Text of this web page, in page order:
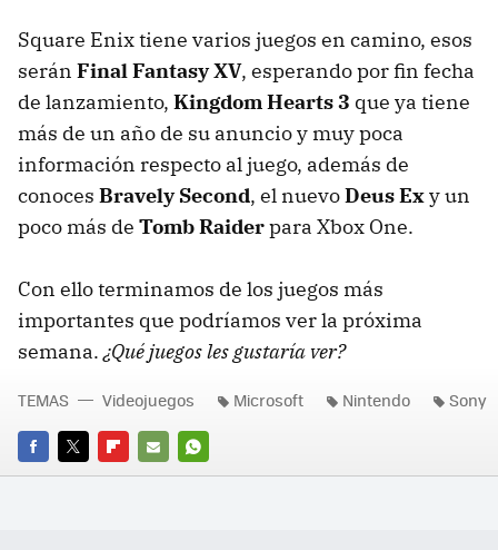
Square Enix tiene varios juegos en camino, esos
serán Final Fantasy XV, esperando por fin fecha
de lanzamiento, Kingdom Hearts 3 que ya tiene
más de un año de su anuncio y muy poca
información respecto al juego, además de
conoces Bravely Second, el nuevoDeus Exy un
poco más de Tomb Raiderpara Xbox One.
Con ello terminamos de los juegos más
importantes que podríamos ver la próxima
semana.¿Qué juegos les gustaría ver?
FACEBOOK
TWITTERFLIPBOARD
E-
WHATSAPP
TEMAS Videojuegos Microsoft Nintendo Sony